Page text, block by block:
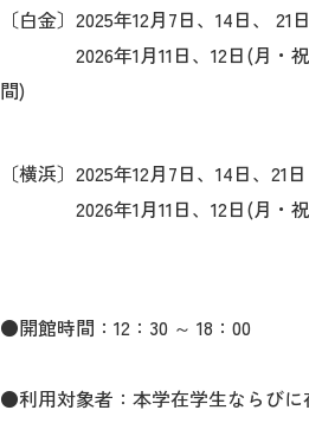
留学・国際交流
ボランティア
〔白金〕2025年12月7日、14日、 21日
2026年1月11日、12日(月・祝
間)
〔横浜〕2025年12月7日、14日、21日
2026年1月11日、12日(月・祝
●開館時間：12：30 ～ 18：00
●利用対象者：本学在学生ならびに